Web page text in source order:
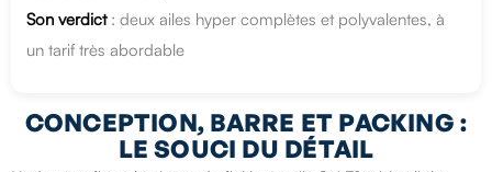
Son verdict: deux ailes hyper complètes et polyvalentes, à
un tarif très abordable
CONCEPTION, BARRE ET PACKING :
LE SOUCI DU DÉTAIL